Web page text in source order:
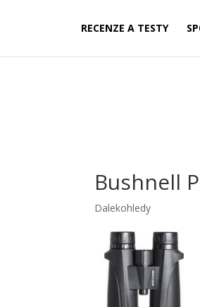
RECENZE A TESTY
Bushnell
Dalekohledy